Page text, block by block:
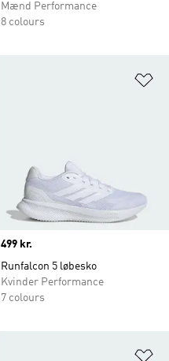
Mænd Performance
8 colours
Price
499 kr.
Runfalcon 5 løbesko
Kvinder Performance
7 colours